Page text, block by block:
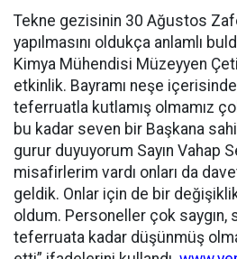
Tekne gezisinin 30 Ağustos
yapılmasını oldukça anlamlı
Kimya Mühendisi Müzeyyen
etkinlik. Bayramı neşe
teferruatla kutlamış olmamız
bu kadar seven bir Başkana
gurur duyuyorum Sayın Vahap
misafirlerim vardı onları da
geldik. Onlar için de bir
oldum. Personeller çok saygın,
teferruata kadar düşünmüş